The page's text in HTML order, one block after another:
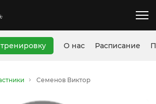
О нас Расписание
Семенов Виктор